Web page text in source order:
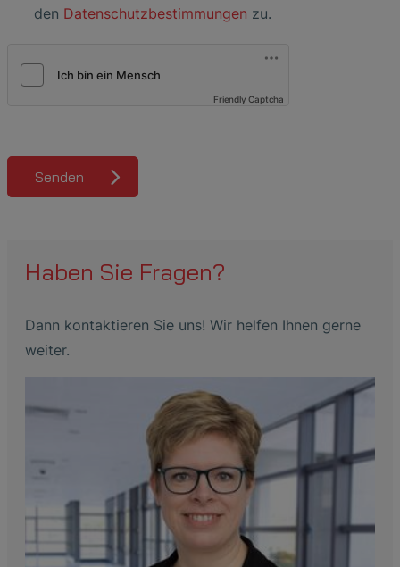
den Datenschutzbestimmungen zu.
Friendly Captcha
Senden
Haben Sie Fragen?
Dann kontaktieren Sie uns! Wir helfen Ihnen gerne
weiter.